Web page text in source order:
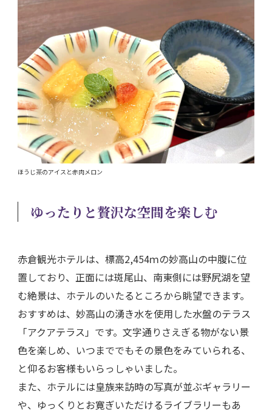
ほうじ茶のアイスと赤肉メロン
ゆったりと贅沢な空間を楽しむ
赤倉観光ホテルは、標高2,454ｍの妙高山の中腹に位
置しており、正面には斑尾山、南東側には野尻湖を望
む絶景は、ホテルのいたるところから眺望できます。
おすすめは、妙高山の湧き水を使用した水盤のテラス
「アクアテラス」です。文字通りさえぎる物がない景
色を楽しめ、いつまででもその景色をみていられる、
と仰るお客様もいらっしゃいました。
また、ホテルには皇族来訪時の写真が並ぶギャラリー
や、ゆっくりとお寛ぎいただけるライブラリーもあ